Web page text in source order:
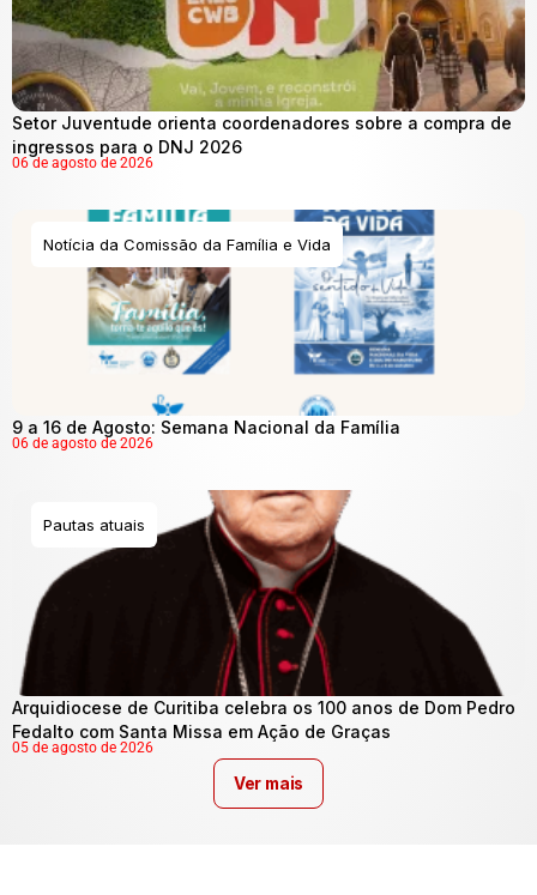
Setor Juventude orienta coordenadores sobre a compra de
ingressos para o DNJ 2026
06 de agosto de 2026
Notícia da Comissão da Família e Vida
9 a 16 de Agosto: Semana Nacional da Família
06 de agosto de 2026
Pautas atuais
Arquidiocese de Curitiba celebra os 100 anos de Dom Pedro
Fedalto com Santa Missa em Ação de Graças
05 de agosto de 2026
Ver mais